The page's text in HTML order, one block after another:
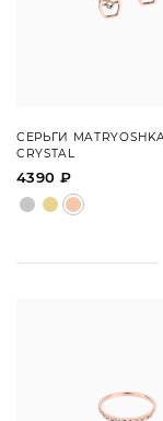
СЕРЬГИ
CRYSTAL
4390 ₽